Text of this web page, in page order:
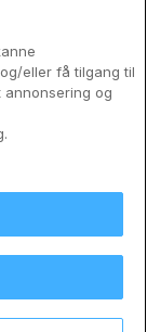
eller få tilgang til
annonsering og